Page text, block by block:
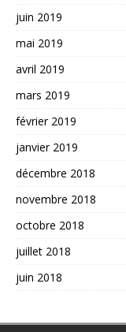
juin 2019
mai 2019
avril 2019
mars 2019
février 2019
janvier 2019
décembre 2018
novembre 2018
octobre 2018
juillet 2018
juin 2018